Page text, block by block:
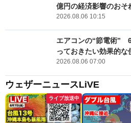
億円の経済影響のおそ
2026.08.06 10:15
エアコンの“節電術”
っておきたい効果的な
2026.08.06 07:00
ウェザーニュースLiVE
ライブ放送中